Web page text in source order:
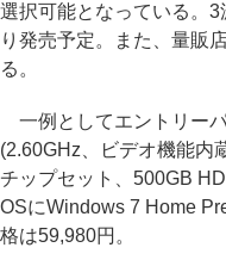
選択可能となっている。
り発売予定。また、量販
る。
一例としてエントリー
(2.60GHz、ビデオ機能内
チップセット、500GB
OSにWindows 7 Home
格は59,980円。